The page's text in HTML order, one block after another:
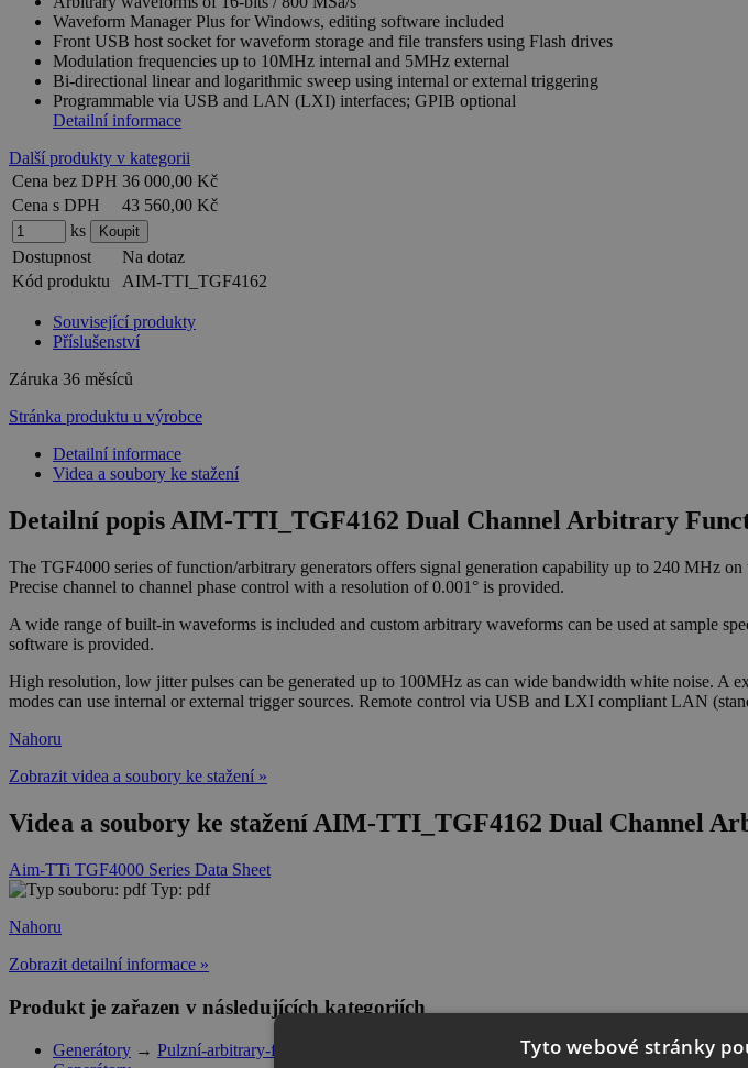
Waveform Manager Plus for Windows, editing software included
Front USB host socket for waveform storage and file transfers using Flash drives
Modulation frequencies up to 10MHz internal and 5MHz external
Bi-directional linear and logarithmic sweep using internal or external triggering
Programmable via USB and LAN (LXI) interfaces; GPIB optional
Detailní informace
Další produkty v kategorii
Cena bez DPH 36 000,00 Kč
Cena s DPH
43 560,00 Kč
ks
Dostupnost
Na dotaz
Kód produktu
AIM-TTI_TGF4162
Související produkty
Příslušenství
Záruka 36 měsíců
Stránka produktu u výrobce
Detailní informace
Videa a soubory ke stažení
Detailní popis AIM-TTI_TGF4162 Dual Channel Arbitrary
The TGF4000 series of function/arbitrary generators offers signal generation capability up to 240 MHz
Precise channel to channel phase control with a resolution of 0.001° is provided.
A wide range of built-in waveforms is included and custom arbitrary waveforms can be used at sample
software is provided.
High resolution, low jitter pulses can be generated up to 100MHz as can wide bandwidth white noise. A
modes can use internal or external trigger sources. Remote control via USB and LXI compliant LAN
Nahoru
Zobrazit videa a soubory ke stažení »
Videa a soubory ke stažení AIM-TTI_TGF4162 Dual Channel
Aim-TTi TGF4000 Series Data Sheet
Typ: pdf
Nahoru
Zobrazit detailní informace »
Produkt je zařazen v následujících kategoriích
Generátory → Pulzní-arbitrary-funkční generátory Aim-TTi
Tyto webové stránky